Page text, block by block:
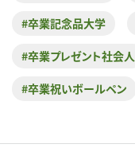
#卒業記念品大学
#卒業プレゼント社会人
#卒業祝いボールペン